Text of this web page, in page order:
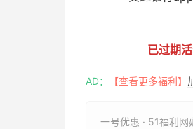
已过期
AD： 【查看更多福利】
一号优惠 · 51福利